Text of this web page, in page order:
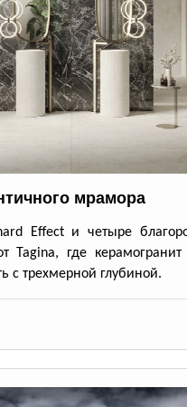
мрамора
Effect и четыре
Tagina, где керамогранит
с трехмерной глубиной.